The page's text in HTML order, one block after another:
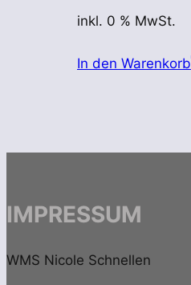
inkl. 0 % MwSt.
In den Warenkorb
IMPRESSUM
WMS Nicole Schnellen